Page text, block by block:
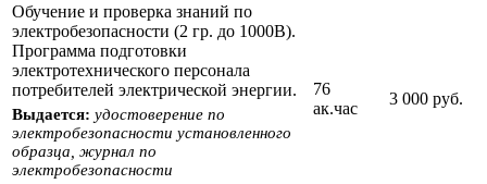
Обучение и проверка знаний по
электробезопасности (2 гр. до 1000В).
Программа подготовки
электротехнического персонала
потребителей электрической энергии.
Выдается: удостоверение по
электробезопасности установленного
образца, журнал по
электробезопасности
76
ак.час
3 000 руб.